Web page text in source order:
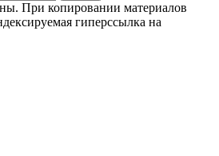
При копировании материалов
гиперссылка на